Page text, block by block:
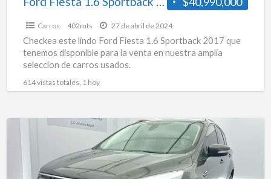
Carros 402mts 27 de abril de 2024
Checkea este lindo Ford Fiesta 1.6 Sportback 2017 que
tenemos disponible para la venta en nuestra amplia
seleccion de carros usados.
614 vistas totales, 1 hoy
Escape